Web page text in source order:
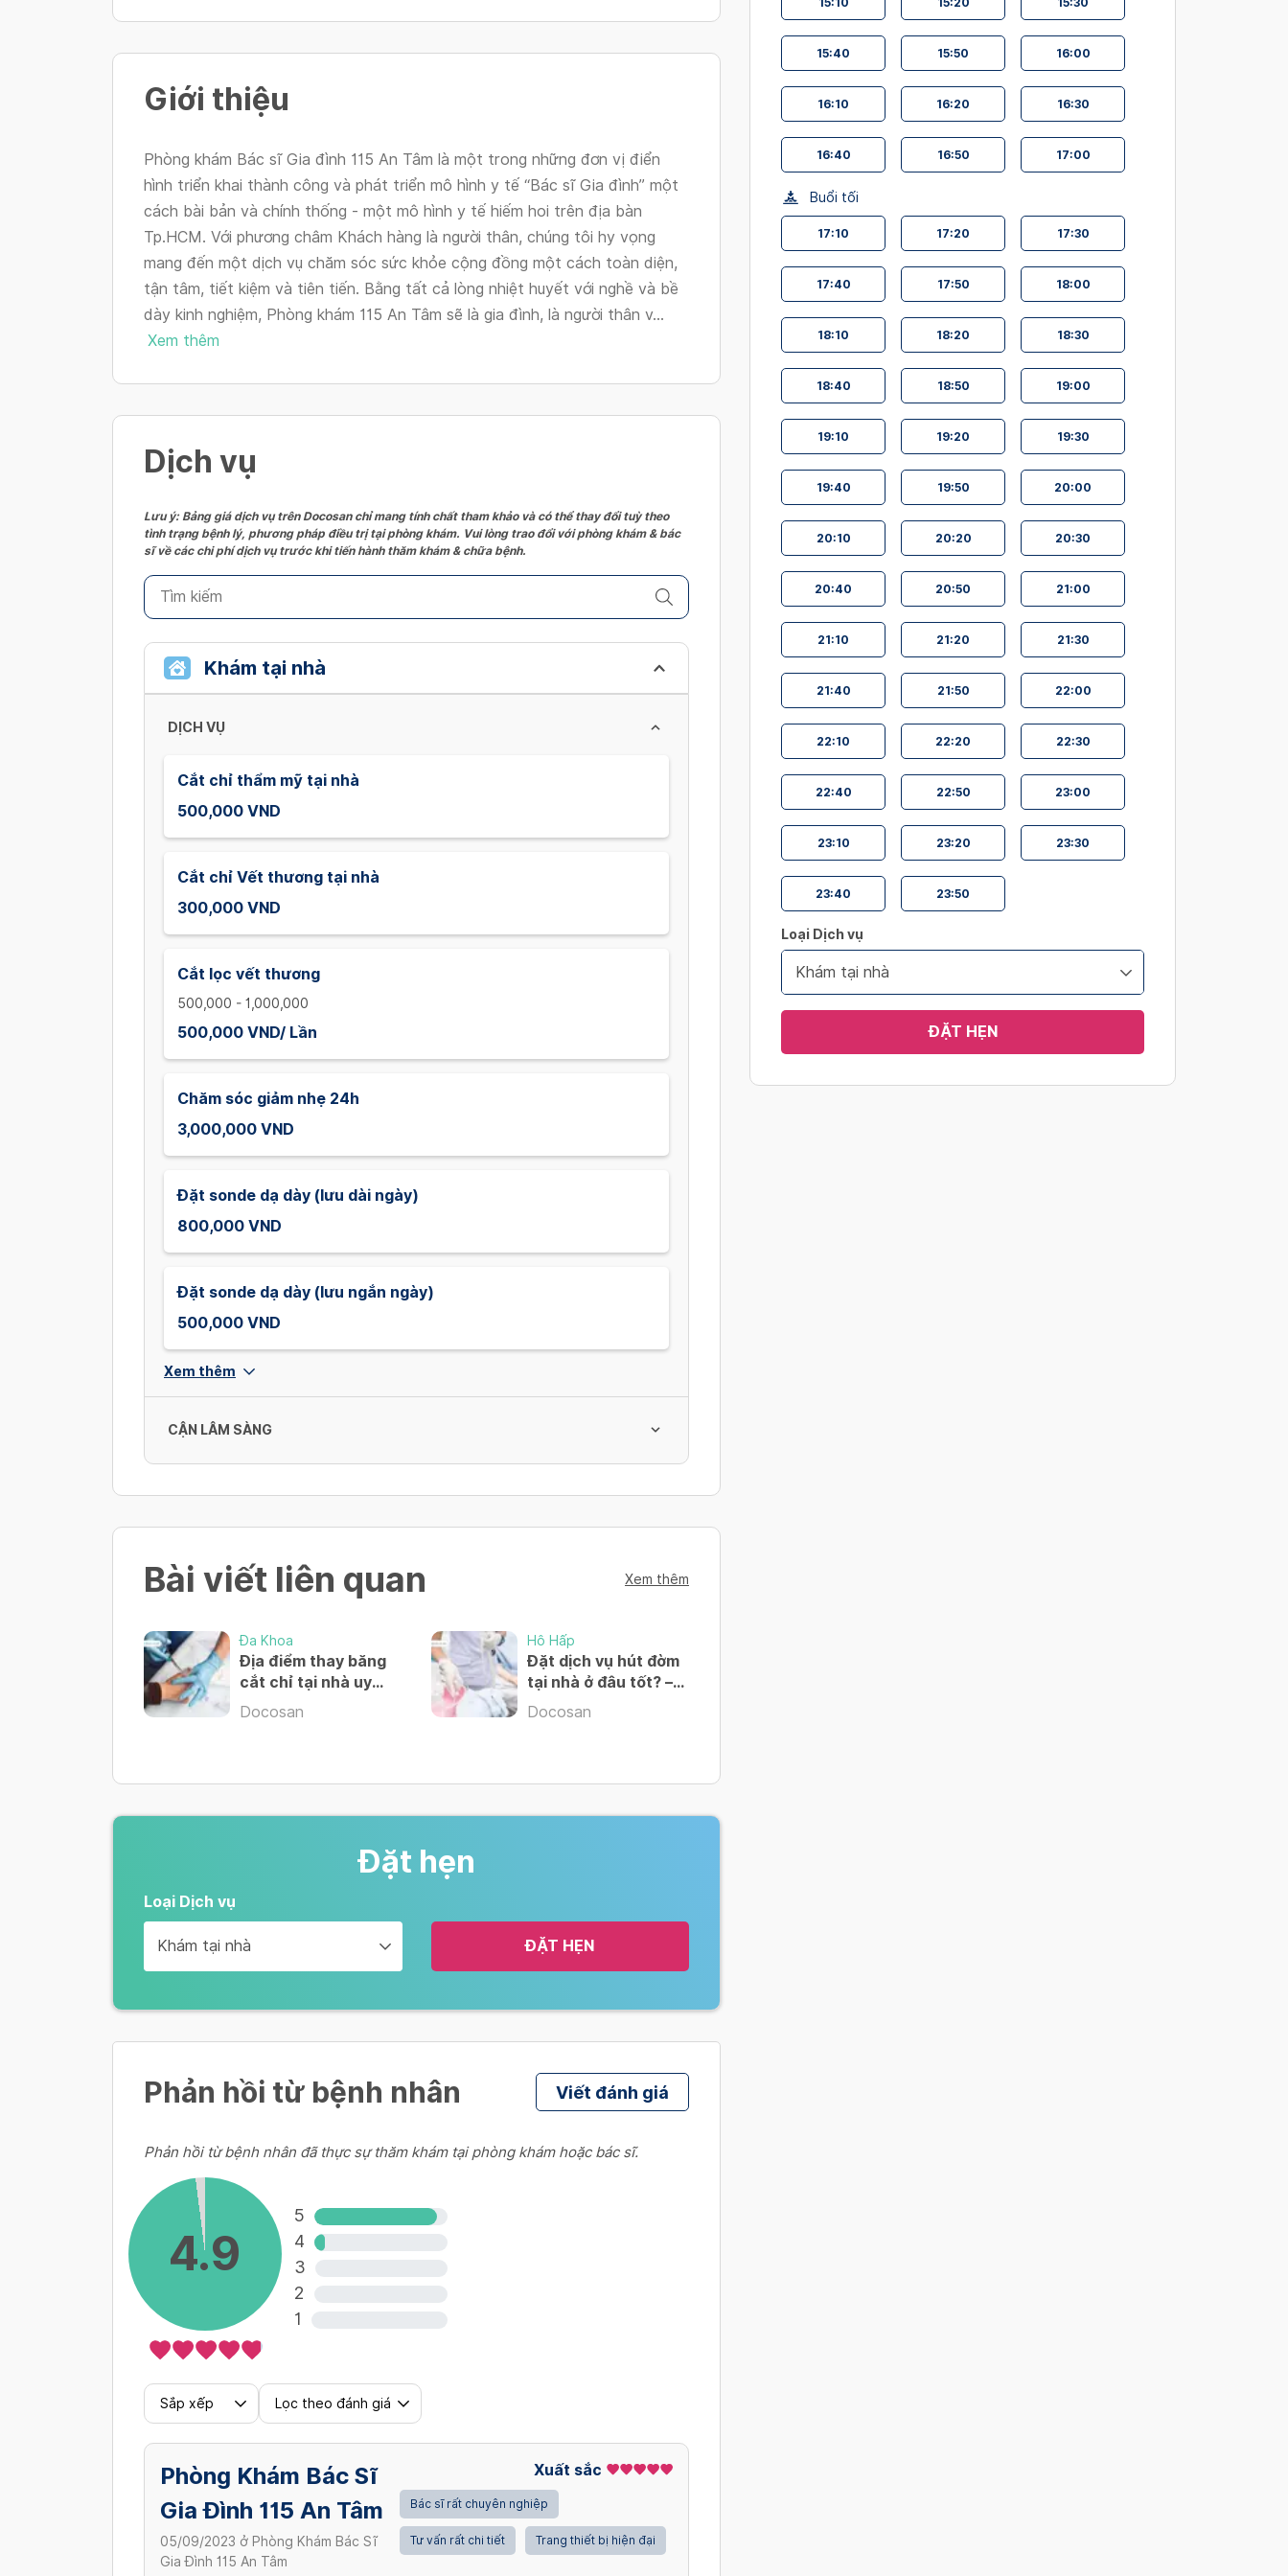
Giới thiệu
Phòng khám Bác sĩ Gia đình 115 An Tâm là một trong những đơn vị điển
hình triển khai thành công và phát triển mô hình y tế “Bác sĩ Gia đình” một
cách bài bản và chính thống - một mô hình y tế hiếm hoi trên địa bàn
Tp.HCM. Với phương châm Khách hàng là người thân, chúng tôi hy vọng
mang đến một dịch vụ chăm sóc sức khỏe cộng đồng một cách toàn diện,
tận tâm, tiết kiệm và tiên tiến. Bằng tất cả lòng nhiệt huyết với nghề và bề
dày kinh nghiệm, Phòng khám 115 An Tâm sẽ là gia đình, là người thân v...
Xem thêm
Dịch vụ
Lưu ý: Bảng giá dịch vụ trên Docosan chỉ mang tính chất tham khảo và có thể thay đổi tuỳ theo
tình trạng bệnh lý, phương pháp điều trị tại phòng khám. Vui lòng trao đổi với phòng khám & bác
sĩ về các chi phí dịch vụ trước khi tiến hành thăm khám & chữa bệnh.
Khám tại nhà
DỊCH VỤ
Cắt chỉ thẩm mỹ tại nhà
500,000 VND
Cắt chỉ Vết thương tại nhà
300,000 VND
Cắt lọc vết thương
500,000 - 1,000,000
500,000 VND/ Lần
Chăm sóc giảm nhẹ 24h
3,000,000 VND
Đặt sonde dạ dày (lưu dài ngày)
800,000 VND
Đặt sonde dạ dày (lưu ngắn ngày)
500,000 VND
Xem thêm
CẬN LÂM SÀNG
600,000 VND
Siêu âm tim
Siêu âm vú
400,000 VND
Bài viết liên quan Xem thêm
Đa Khoa
Địa điểm thay băng
cắt chỉ tại nhà uy
tín? – Đặt lịch 24/7
Docosan
Hô Hấp
Đặt dịch vụ hút đờm
tại nhà ở đâu tốt? –
Đặt lịch 24/7
Docosan
Đặt hẹn
Loại Dịch vụ
Khám tại nhà ĐẶT HẸN
Phản hồi từ bệnh nhân Viết đánh giá
Phản hồi từ bệnh nhân đã thực sự thăm khám tại phòng khám hoặc bác sĩ.
4.9
5
4
3
2
1
Sắp xếp Lọc theo đánh giá
Phòng Khám Bác Sĩ
Gia Đình 115 An Tâm
05/09/2023 ở Phòng Khám Bác Sĩ
Gia Đình 115 An Tâm
Xuất sắc
Bác sĩ rất chuyên nghiệp
Tư vấn rất chi tiết Trang thiết bị hiện đại
changing
dates.
15:40 15:50 16:00
16:10 16:20 16:30
16:40 16:50 17:00
Buổi tối
17:10 17:20 17:30
17:40 17:50 18:00
18:10 18:20 18:30
18:40 18:50 19:00
19:10 19:20 19:30
19:40 19:50 20:00
20:10 20:20 20:30
20:40 20:50 21:00
21:10 21:20 21:30
21:40 21:50 22:00
22:10 22:20 22:30
22:40 22:50 23:00
23:10 23:20 23:30
23:40 23:50
Loại Dịch vụ
Khám tại nhà
ĐẶT HẸN